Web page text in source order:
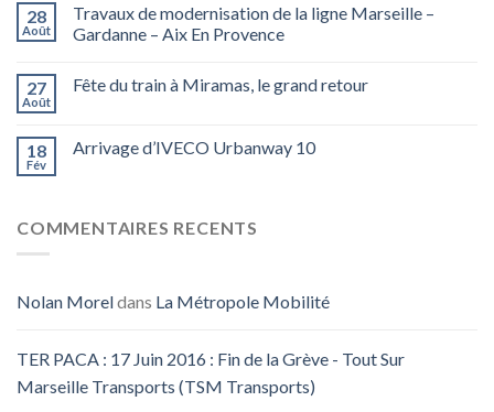
28
Août
Travaux de modernisation de la ligne Marseille –
Gardanne – Aix En Provence
27
Août
Fête du train à Miramas, le grand retour
18
Fév
Arrivage d’IVECO Urbanway 10
COMMENTAIRES RECENTS
Nolan Moreldans La Métropole Mobilité
TER PACA : 17 Juin 2016 : Fin de la Grève - Tout Sur
Marseille Transports (TSM Transports)